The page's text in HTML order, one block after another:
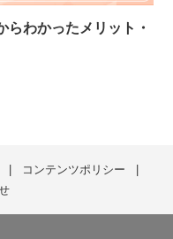
らわかったメリット・
コンテンツポリシー